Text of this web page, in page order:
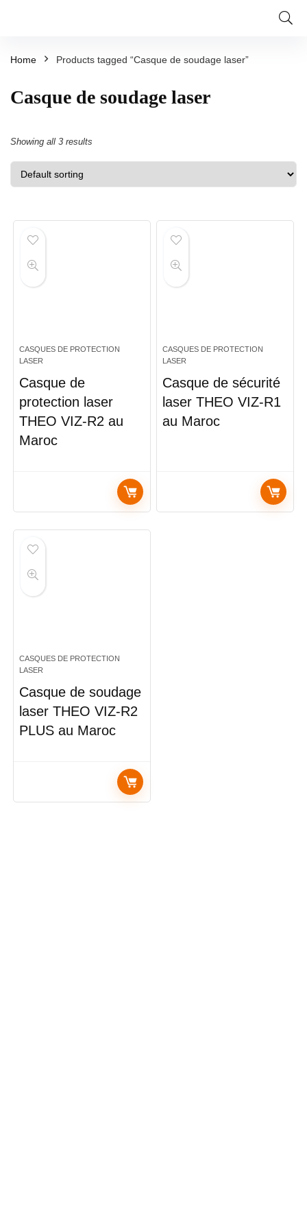
Home Products tagged “Casque de soudage laser”
Casque de soudage laser
Showing all 3 results
CASQUES DE PROTECTION
LASER
Casque de
protection laser
THEO VIZ-R2 au
Maroc
CASQUES DE PROTECTION
LASER
Casque de sécurité
laser THEO VIZ-R1
au Maroc
CASQUES DE PROTECTION
LASER
Casque de soudage
laser THEO VIZ-R2
PLUS au Maroc